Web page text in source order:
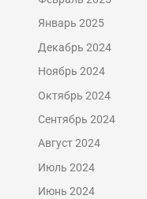
Январь 2025
Декабрь 2024
Ноябрь 2024
Октябрь 2024
Сентябрь 2024
Август 2024
Июль 2024
Июнь 2024